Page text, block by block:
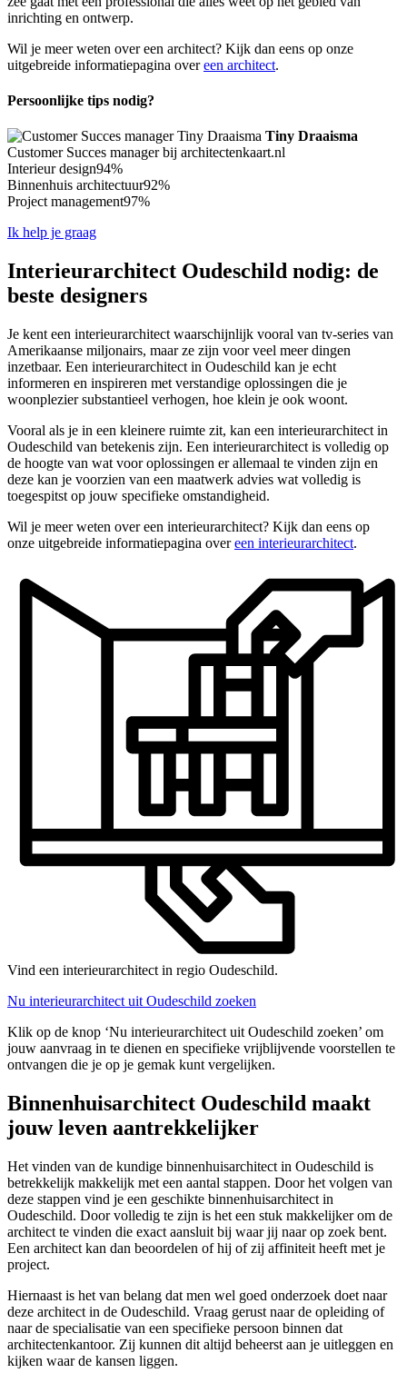
inrichting en ontwerp.
Wil je meer weten over een architect? Kijk dan eens op onze
uitgebreide informatiepagina overeen architect.
Persoonlijke tips nodig?
Tiny Draaisma
Customer Succes manager bij architectenkaart.nl
Interieur design94%
Binnenhuis architectuur92%
Project management97%
Ik help je graag
Interieurarchitect Oudeschild nodig: de
beste designers
Je kent een interieurarchitect waarschijnlijk vooral van tv-series van
Amerikaanse miljonairs, maar ze zijn voor veel meer dingen
inzetbaar. Een interieurarchitect in Oudeschild kan je echt
informeren en inspireren met verstandige oplossingen die je
woonplezier substantieel verhogen, hoe klein je ook woont.
Vooral als je in een kleinere ruimte zit, kan een interieurarchitect in
Oudeschild van betekenis zijn. Een interieurarchitect is volledig op
de hoogte van wat voor oplossingen er allemaal te vinden zijn en
deze kan je voorzien van een maatwerk advies wat volledig is
toegespitst op jouw specifieke omstandigheid.
Wil je meer weten over een interieurarchitect? Kijk dan eens op
onze uitgebreide informatiepagina overeen interieurarchitect.
Vind een interieurarchitect in regio Oudeschild.
Nu interieurarchitect uit Oudeschild zoeken
Klik op de knop ‘Nu interieurarchitect uit Oudeschild zoeken’ om
jouw aanvraag in te dienen en specifieke vrijblijvende voorstellen te
ontvangen die je op je gemak kunt vergelijken.
Binnenhuisarchitect Oudeschild maakt
jouw leven aantrekkelijker
Het vinden van de kundige binnenhuisarchitect in Oudeschild is
betrekkelijk makkelijk met een aantal stappen. Door het volgen van
deze stappen vind je een geschikte binnenhuisarchitect in
Oudeschild. Door volledig te zijn is het een stuk makkelijker om de
architect te vinden die exact aansluit bij waar jij naar op zoek bent.
Een architect kan dan beoordelen of hij of zij affiniteit heeft met je
project.
Hiernaast is het van belang dat men wel goed onderzoek doet naar
deze architect in de Oudeschild. Vraag gerust naar de opleiding of
naar de specialisatie van een specifieke persoon binnen dat
architectenkantoor. Zij kunnen dit altijd beheerst aan je uitleggen en
kijken waar de kansen liggen.